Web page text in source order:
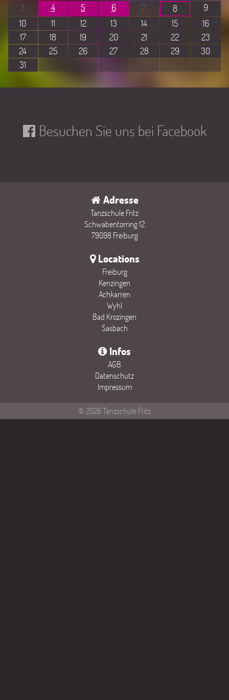
3
4 5 6 7 8
9
10
11 12 13 14 15
16
17
18 19 20 21 22
23
24
25 26 27 28 29
30
31
Besuchen Sie uns bei Facebook
Adresse
Tanzschule Fritz
Schwabentorring 12
79098 Freiburg
Locations
Freiburg
Kenzingen
Achkarren
Wyhl
Bad Krozingen
Sasbach
Infos
AGB
Datenschutz
Impressum
© 2026 Tanzschule Fritz